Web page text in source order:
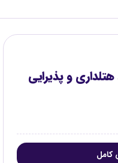
و پذیرایی
کامل